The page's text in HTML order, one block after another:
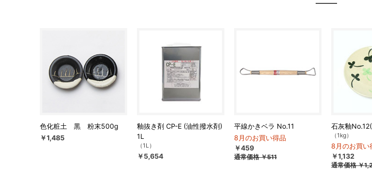
色化粧土 黒 粉末500g
￥1,485
釉抜き剤 CP-E (油性撥水剤)
1L
（1L）
￥5,654
平線かきベラ No.11
8月のお買い得品
￥459
通常価格￥511
石灰釉
（1kg）
8月のお買い
￥1,132
通常価格￥